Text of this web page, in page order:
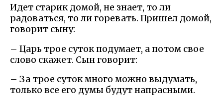
Идет старик домой, не знает, то ли
радоваться, то ли горевать. Пришел домой,
говорит сыну:
– Царь трое суток подумает, а потом свое
слово скажет. Сын говорит:
– За трое суток много можно выдумать,
только все его думы будут напрасными.